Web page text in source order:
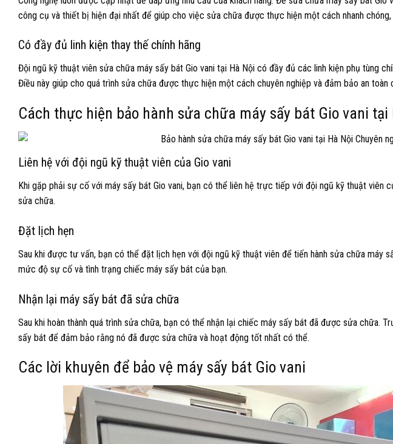
công cụ và thiết bị hiện đại nhất để giúp cho việc sửa chữa được thực hiện một cách nhanh
Có đầy đủ linh kiện thay thế chính hãng
Đội ngũ kỹ thuật viên sửa chữa máy sấy bát Gio vani tại Hà Nội có đầy đủ các linh kiện phụ tùng
Điều này giúp cho quá trình sửa chữa được thực hiện một cách chuyên nghiệp và đảm bảo an toàn
Cách thực hiện bảo hành sửa chữa máy sấy bát Gio vani tại
Liên hệ với đội ngũ kỹ thuật viên của Gio vani
Khi gặp phải sự cố với máy sấy bát Gio vani, bạn có thể liên hệ trực tiếp với đội ngũ kỹ thuật viên
sửa chữa.
Đặt lịch hẹn
Sau khi được tư vấn, bạn có thể đặt lịch hẹn với đội ngũ kỹ thuật viên để tiến hành sửa chữa máy
mức độ sự cố và tình trạng chiếc máy sấy bát của bạn.
Nhận lại máy sấy bát đã sửa chữa
Sau khi hoàn thành quá trình sửa chữa, bạn có thể nhận lại chiếc máy sấy bát đã được sửa chữa.
sấy bát để đảm bảo rằng nó đã được sửa chữa và hoạt động tốt nhất có thể.
Các lời khuyên để bảo vệ máy sấy bát Gio vani